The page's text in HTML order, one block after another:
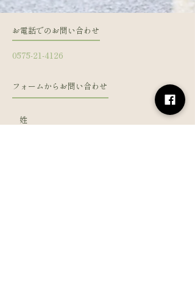
お電話でのお問い合わせ
0575-21-4126
フォームからお問い合わせ
姓